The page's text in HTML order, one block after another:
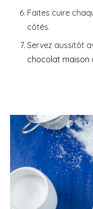
Faites cuire
côtés.
Servez aussitôt
chocolat maison